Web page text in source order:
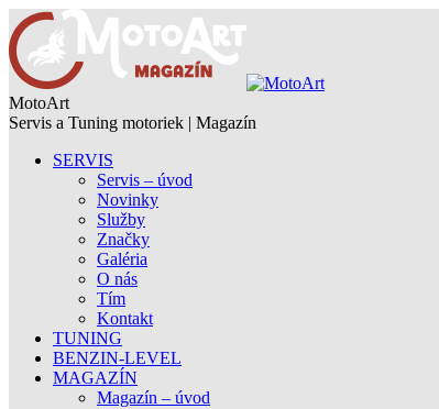
MotoArt
Servis a Tuning motoriek | Magazín
SERVIS
Servis – úvod
Novinky
Služby
Značky
Galéria
O nás
Tím
Kontakt
TUNING
BENZIN-LEVEL
MAGAZÍN
Magazín – úvod